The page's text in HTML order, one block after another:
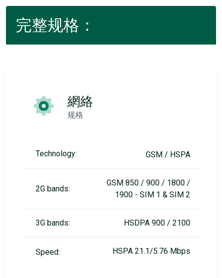
完整规格：
網絡
规格
Technology: GSM / HSPA
2G bands:
GSM 850 / 900 / 1800 /
1900 - SIM 1 & SIM 2
3G bands: HSDPA 900 / 2100
Speed: HSPA 21.1/5.76 Mbps